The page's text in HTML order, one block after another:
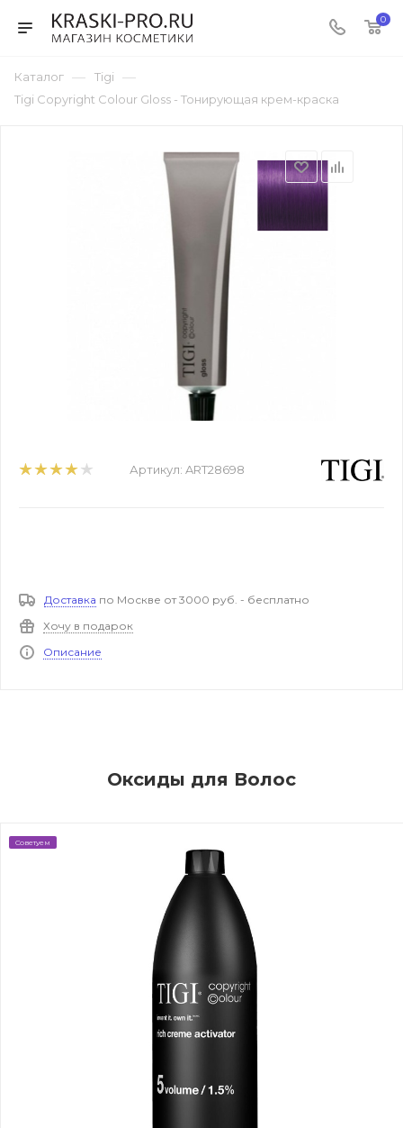
0
Каталог — Tigi —
Tigi Copyright Сolour Gloss - Тонирующая крем-краска
Артикул: ART28698
Доставка по Москве от 3000 руб. - бесплатно
Хочу в подарок
Описание
Оксиды для Волос
Советуем